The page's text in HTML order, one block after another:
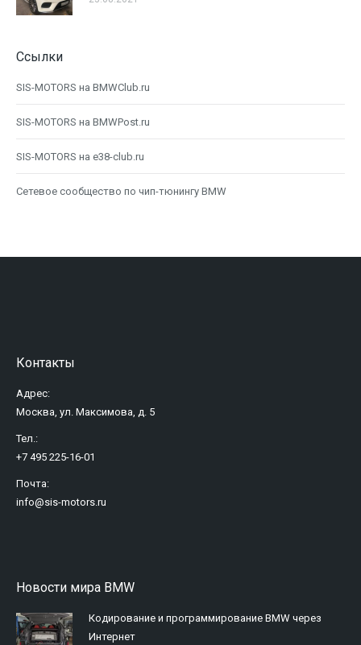
Ссылки
SIS-MOTORS на BMWClub.ru
SIS-MOTORS на BMWPost.ru
SIS-MOTORS на e38-club.ru
Сетевое сообщество по чип-тюнингу BMW
Контакты
Адрес:
Москва, ул. Максимова, д. 5
Тел.:
+7 495 225-16-01
Почта:
info@sis-motors.ru
Новости мира BMW
Кодирование и программирование BMW через
Интернет